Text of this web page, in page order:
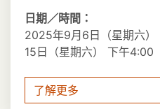
日期／時間：
2025年9月6日（星期六
15日（星期六） 下午4:00
了解更多